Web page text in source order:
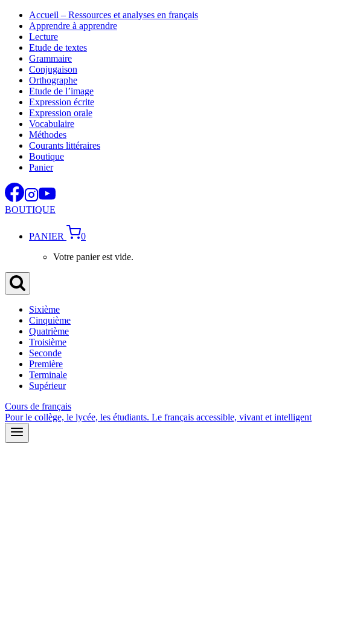
Aller
contenu
Accueil – Ressources et analyses en français
Apprendre à apprendre
Lecture
Etude de textes
Grammaire
Conjugaison
Orthographe
Etude de l’image
Expression écrite
Expression orale
Vocabulaire
Méthodes
Courants littéraires
Boutique
Panier
BOUTIQUE
PANIER
0
Votre panier est vide.
Sixième
Cinquième
Quatrième
Troisième
Seconde
Première
Terminale
Supérieur
Cours de français
Pour le collège, le lycée, les étudiants. Le français accessible, vivant et intelligent